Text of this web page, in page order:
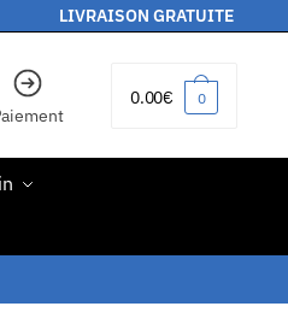
LIVRAISON GRATUITE
0.00€ 0